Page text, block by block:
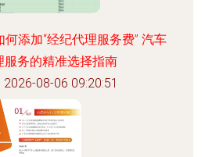
添加“经纪代理服务费” 汽车
服务的精准选择指南
08-06 09:20:51